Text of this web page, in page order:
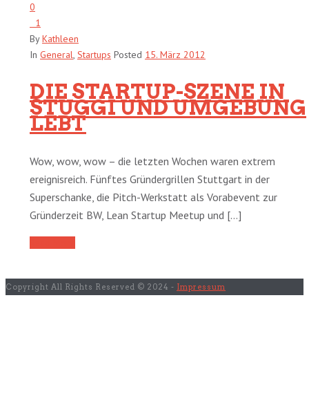
0
1
ByKathleen
In General, Startups Posted 15. März 2012
DIE STARTUP-SZENE IN
STUGGI UND UMGEBUNG
LEBT
Wow, wow, wow – die letzten Wochen waren extrem
ereignisreich. Fünftes Gründergrillen Stuttgart in der
Superschanke, die Pitch-Werkstatt als Vorabevent zur
Gründerzeit BW, Lean Startup Meetup und [...]
Copyright All Rights Reserved © 2024 - Impressum